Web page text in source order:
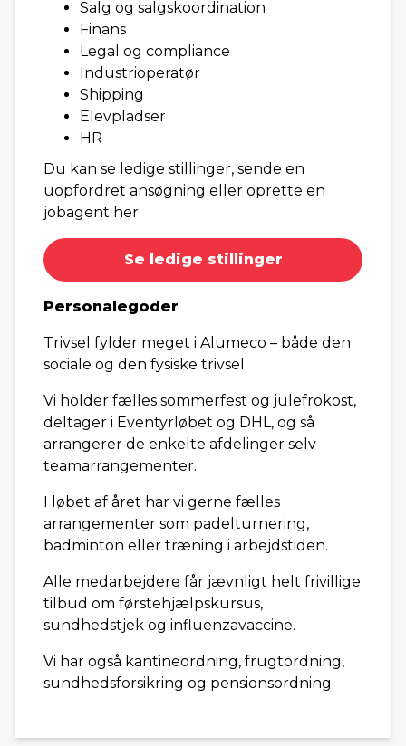
Salg og salgskoordination
Finans
Legal og compliance
Industrioperatør
Shipping
Elevpladser
HR
Du kan se ledige stillinger, sende en
uopfordret ansøgning eller oprette en
jobagent her:
Se ledige stillinger
Personalegoder
Trivsel fylder meget i Alumeco – både den
sociale og den fysiske trivsel.
Vi holder fælles sommerfest og julefrokost,
deltager i Eventyrløbet og DHL, og så
arrangerer de enkelte afdelinger selv
teamarrangementer.
I løbet af året har vi gerne fælles
arrangementer som padelturnering,
badminton eller træning i arbejdstiden.
Alle medarbejdere får jævnligt helt frivillige
tilbud om førstehjælpskursus,
sundhedstjek og influenzavaccine.
Vi har også kantineordning, frugtordning,
sundhedsforsikring og pensionsordning.